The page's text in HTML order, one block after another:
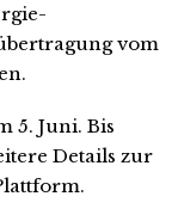
vom
5. Juni. Bis
Details zur